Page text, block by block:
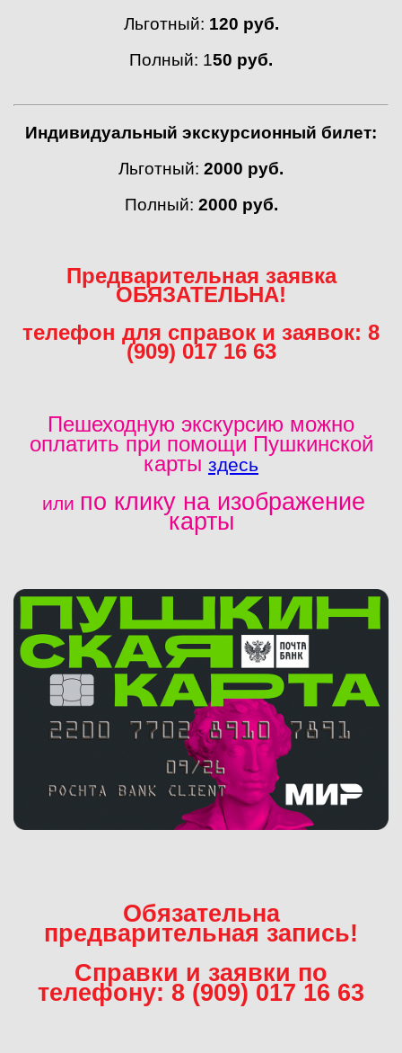
Льготный: 120 руб.
Полный: 150 руб.
Индивидуальный экскурсионный билет:
Льготный: 2000 руб.
Полный: 2000 руб.
Предварительная заявка
ОБЯЗАТЕЛЬНА!
телефон для справок и заявок: 8
(909) 017 16 63
Пешеходную экскурсию можно
оплатить при помощи Пушкинской
карты здесь
или по клику на изображение
карты
Обязательна
предварительная запись!
Справки и заявки по
телефону: 8 (909) 017 16 63